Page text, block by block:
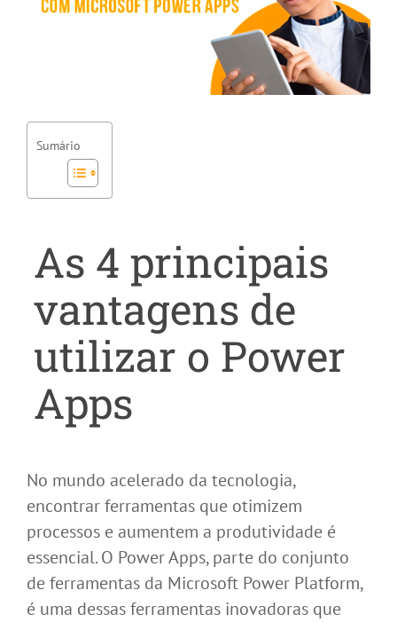
Sumário
As 4 principais
vantagens de
utilizar o Power
Apps
No mundo acelerado da tecnologia,
encontrar ferramentas que otimizem
processos e aumentem a produtividade é
essencial. O Power Apps, parte do conjunto
de ferramentas da Microsoft Power Platform,
é uma dessas ferramentas inovadoras que